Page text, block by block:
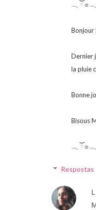
𓂃
Bonjour
Dernier
la pluie
Bonne
Bisous
𓂃
Respostas